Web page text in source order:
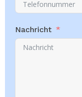
Nachricht